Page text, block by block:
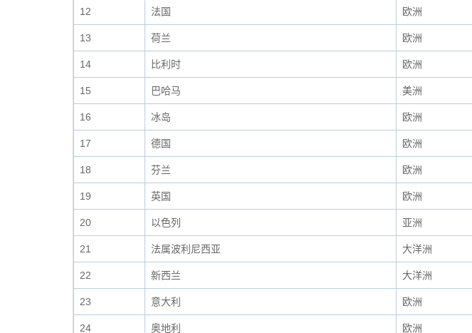
12 法国 欧洲
13 荷兰 欧洲
14 比利时 欧洲
15 巴哈马 美洲
16 冰岛 欧洲
17 德国 欧洲
18 芬兰 欧洲
19 英国 欧洲
20 以色列 亚洲
21 法属波利尼西亚 大洋洲
22 新西兰 大洋洲
23 意大利 欧洲
24 奥地利 欧洲